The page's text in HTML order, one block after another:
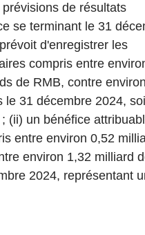
de résultats
se terminant le 31
d'enregistrer les
compris entre
de RMB, contre
le 31 décembre 2024,
(ii) un bénéfice
entre environ 0,52
environ 1,32 milliard
2024, représentant